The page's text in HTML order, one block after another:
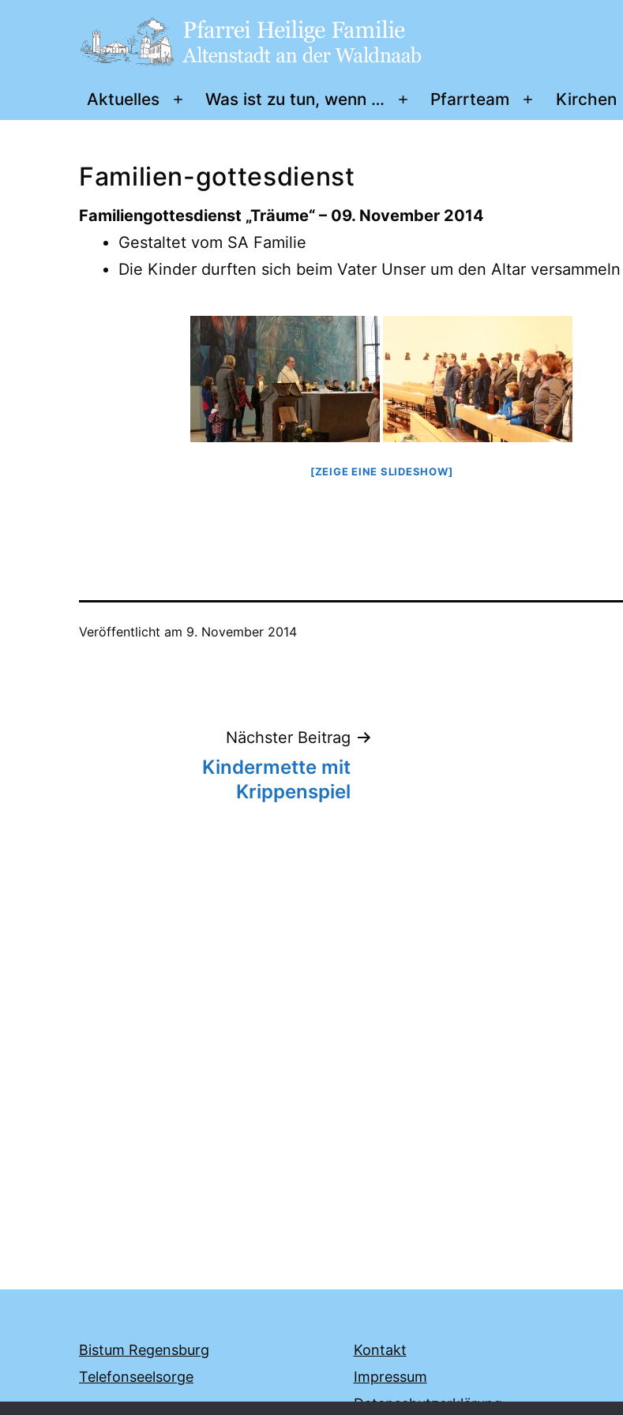
Pfarrei
„Heilige
Altenstadt
d.
Aktuelles
Menü
Was ist zu tun, wenn …
Menü
Pfarrteam
Menü
Kirchen
Familien-gottesdienst
Familiengottesdienst „Träume“ – 09. November 2014
Gestaltet vom SA Familie
Die Kinder durften sich beim Vater Unser um den Altar versammeln
[ZEIGE EINE SLIDESHOW]
Veröffentlicht am 9. November 2014
Beitragsnavigation
Nächster Beitrag
Kindermette mit
Krippenspiel
Bistum Regensburg
Telefonseelsorge
Kontakt
Impressum
Datenschutzerklärung